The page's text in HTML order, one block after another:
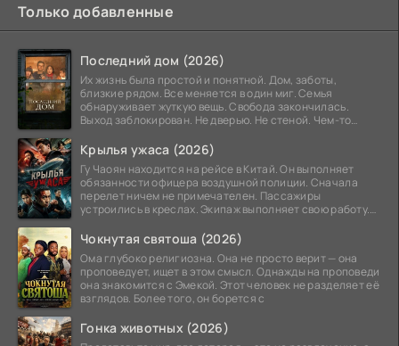
Только добавленные
Последний дом (2026)
Их жизнь была простой и понятной. Дом, заботы,
близкие рядом. Все меняется в один миг. Семья
обнаруживает жуткую вещь. Свобода закончилась.
Выход заблокирован. Не дверью. Не стеной. Чем-то
Крылья ужаса (2026)
Гу Чаоян находится на рейсе в Китай. Он выполняет
обязанности офицера воздушной полиции. Сначала
перелет ничем не примечателен. Пассажиры
устроились в креслах. Экипаж выполняет свою работу.
Чокнутая святоша (2026)
Ома глубоко религиозна. Она не просто верит — она
проповедует, ищет в этом смысл. Однажды на проповеди
она знакомится с Эмекой. Этот человек не разделяет её
взглядов. Более того, он борется с
Гонка животных (2026)